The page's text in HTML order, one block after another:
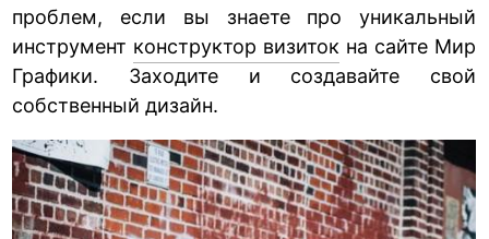
проблем, если вы знаете про уникальный
инструмент конструктор визиток на сайте Мир
Графики. Заходите и создавайте свой
собственный дизайн.